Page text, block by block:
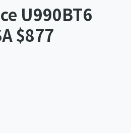
U990BT6
$877